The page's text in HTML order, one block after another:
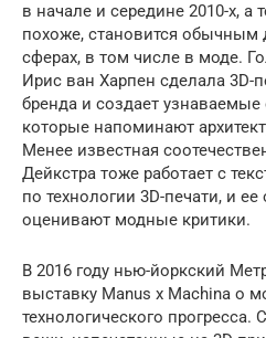
в начале и середине 2010-х, а
похоже, становится
сферах, в том числе в моде.
Ирис ван Харпен сделала 3D-
бренда и создает
которые напоминают
Менее известная
Дейкстра тоже работает с
по технологии 3D-печати, и
оценивают модные критики.
В 2016 году нью-йоркский
выставку Manus x Machina о
технологического